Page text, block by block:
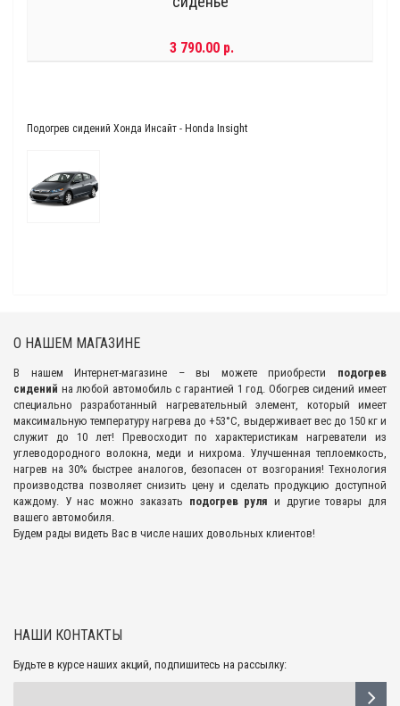
3 790.00 р.
Подогрев сидений Хонда Инсайт - Honda Insight
О НАШЕМ МАГАЗИНЕ
В нашем Интернет-магазине – вы можете приобрести подогрев
сидений на любой автомобиль с гарантией 1 год. Обогрев сидений имеет
специально разработанный нагревательный элемент, который имеет
максимальную температуру нагрева до +53°С, выдерживает вес до 150 кг и
служит до 10 лет! Превосходит по характеристикам нагреватели из
углеводородного волокна, меди и нихрома. Улучшенная теплоемкость,
нагрев на 30% быстрее аналогов, безопасен от возгорания! Технология
производства позволяет снизить цену и сделать продукцию доступной
каждому. У нас можно заказать подогрев руля и другие товары для
вашего автомобиля.
Будем рады видеть Вас в числе наших довольных клиентов!
НАШИ КОНТАКТЫ
Будьте в курсе наших акций, подпишитесь на рассылку: